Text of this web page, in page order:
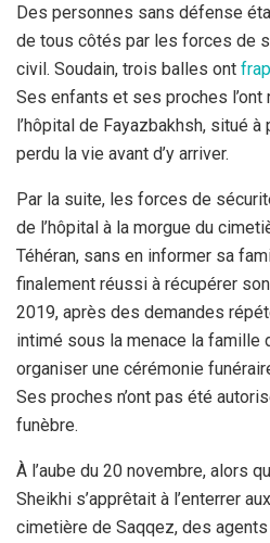
Des personnes sans défense
de tous côtés par les forces de
civil. Soudain, trois balles ont
Ses enfants et ses proches l’ont
l’hôpital de Fayazbakhsh, situé
perdu la vie avant d’y arriver.
Par la suite, les forces de
de l’hôpital à la morgue du
Téhéran, sans en informer sa
finalement réussi à récupérer
2019, après des demandes
intimé sous la menace la famille
organiser une cérémonie
Ses proches n’ont pas été
funèbre.
À l’aube du 20 novembre, alors
Sheikhi s’apprêtait à l’enterrer
cimetière de Saqqez, des